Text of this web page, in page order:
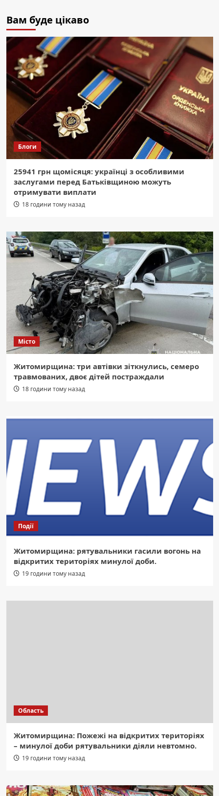
Вам буде цікаво
Блоги
25941 грн щомісяця: українці з особливими
заслугами перед Батьківщиною можуть
отримувати виплати
18 години тому назад
Місто
Житомирщина: три автівки зіткнулись, семеро
травмованих, двоє дітей постраждали
18 години тому назад
Події
Житомирщина: рятувальники гасили вогонь на
відкритих територіях минулої доби.
19 години тому назад
Область
Житомирщина: Пожежі на відкритих територіях
– минулої доби рятувальники діяли невтомно.
19 години тому назад